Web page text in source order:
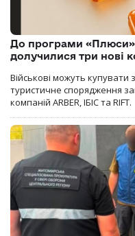
До програми «Плюси»
долучилися три нові
Військові можуть купувати
туристичне спорядження
компаній ARBER, ІБІС та RIFT.